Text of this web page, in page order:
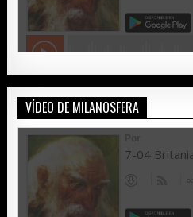
VÍDEO DE MILANOSFERA